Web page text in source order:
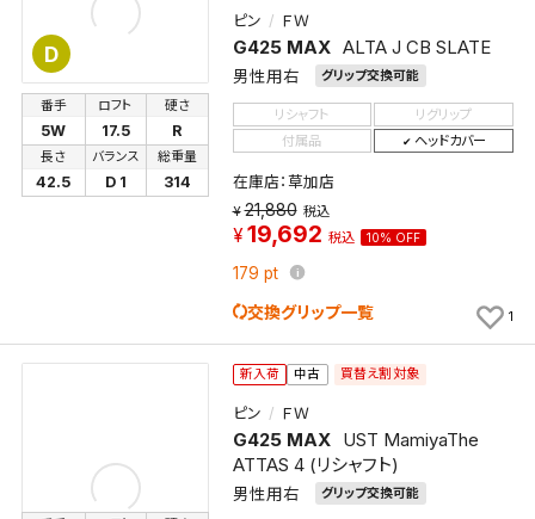
D
ピン ＦＷ
G425 MAX ALTA J CB SLATE
男性用右
グリップ交換可能
番手
5W
ロフト
17.5
硬さ
R
長さ
42.5
バランス
D 1
総重量
314
リシャフト
リグリップ
付属品
ヘッドカバー
在庫店：草加店
21,880 税込
19,692 税込 10% OFF
179 pt
交換グリップ一覧 1
新入荷 中古 買替え割対象
ピン ＦＷ
G425 MAX
UST MamiyaThe
ATTAS 4 (リシャフト)
男性用右 グリップ交換可能